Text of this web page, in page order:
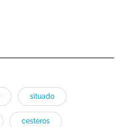
situado
cesteros